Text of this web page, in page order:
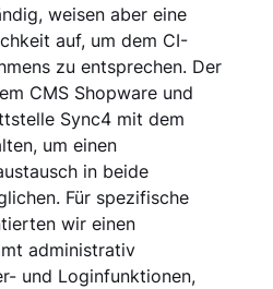
weisen aber eine
auf, um dem CI-
zu entsprechen. Der
CMS Shopware und
Sync4 mit dem
um einen
in beide
Für spezifische
wir einen
administrativ
und Loginfunktionen,